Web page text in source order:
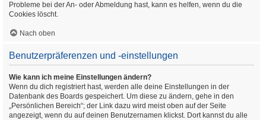
Probleme bei der An- oder Abmeldung hast, kann es helfen, wenn du die
Cookies löscht.
Nach oben
Benutzerpräferenzen und -einstellungen
Wie kann ich meine Einstellungen ändern?
Wenn du dich registriert hast, werden alle deine Einstellungen in der
Datenbank des Boards gespeichert. Um diese zu ändern, gehe in den
„Persönlichen Bereich“; der Link dazu wird meist oben auf der Seite
angezeigt, wenn du auf deinen Benutzernamen klickst. Dort kannst du alle